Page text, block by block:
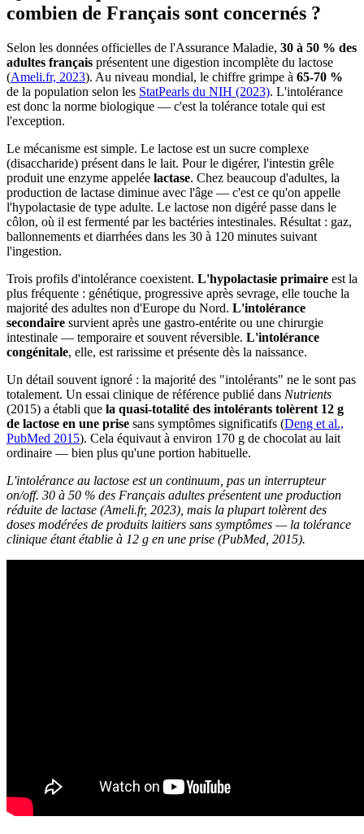
combien de Français sont concernés ?
Selon les données officielles de l'Assurance Maladie, 30 à 50 % des
adultes français présentent une digestion incomplète du lactose
(Ameli.fr, 2023). Au niveau mondial, le chiffre grimpe à 65-70 %
de la population selon les StatPearls du NIH (2023). L'intolérance
est donc la norme biologique — c'est la tolérance totale qui est
l'exception.
Le mécanisme est simple. Le lactose est un sucre complexe
(disaccharide) présent dans le lait. Pour le digérer, l'intestin grêle
produit une enzyme appelée lactase. Chez beaucoup d'adultes, la
production de lactase diminue avec l'âge — c'est ce qu'on appelle
l'hypolactasie de type adulte. Le lactose non digéré passe dans le
côlon, où il est fermenté par les bactéries intestinales. Résultat : gaz,
ballonnements et diarrhées dans les 30 à 120 minutes suivant
l'ingestion.
Trois profils d'intolérance coexistent. L'hypolactasie primaire est la
plus fréquente : génétique, progressive après sevrage, elle touche la
majorité des adultes non d'Europe du Nord. L'intolérance
secondaire survient après une gastro-entérite ou une chirurgie
intestinale — temporaire et souvent réversible. L'intolérance
congénitale, elle, est rarissime et présente dès la naissance.
Un détail souvent ignoré : la majorité des "intolérants" ne le sont pas
totalement. Un essai clinique de référence publié dans Nutrients
(2015) a établi que la quasi-totalité des intolérants tolèrent 12 g
de lactose en une prise sans symptômes significatifs (Deng et al.,
PubMed 2015). Cela équivaut à environ 170 g de chocolat au lait
ordinaire — bien plus qu'une portion habituelle.
L'intolérance au lactose est un continuum, pas un interrupteur
on/off. 30 à 50 % des Français adultes présentent une production
réduite de lactase (Ameli.fr, 2023), mais la plupart tolèrent des
doses modérées de produits laitiers sans symptômes — la tolérance
clinique étant établie à 12 g en une prise (PubMed, 2015).